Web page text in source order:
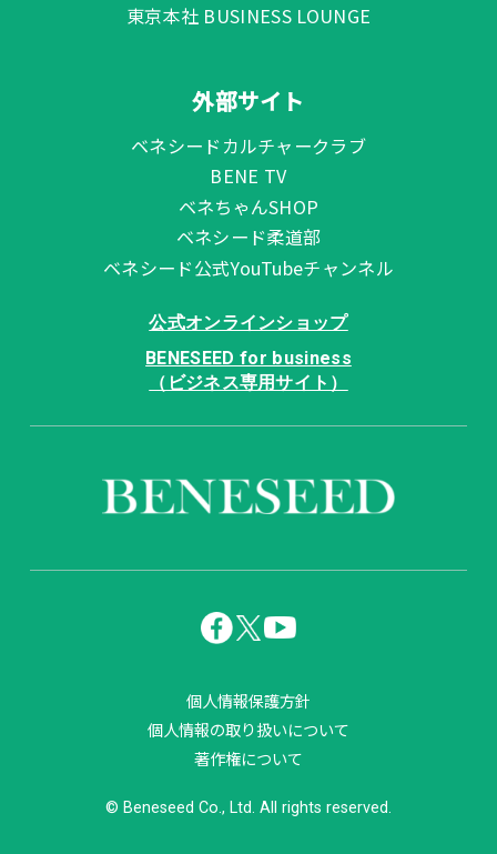
東京本社 BUSINESS LOUNGE
外部サイト
ベネシードカルチャークラブ
BENE TV
ベネちゃんSHOP
ベネシード柔道部
ベネシード公式YouTubeチャンネル
公式オンラインショップ
BENESEED for business
（ビジネス専用サイト）
個人情報保護方針
個人情報の取り扱いについて
著作権について
© Beneseed Co., Ltd. All rights reserved.